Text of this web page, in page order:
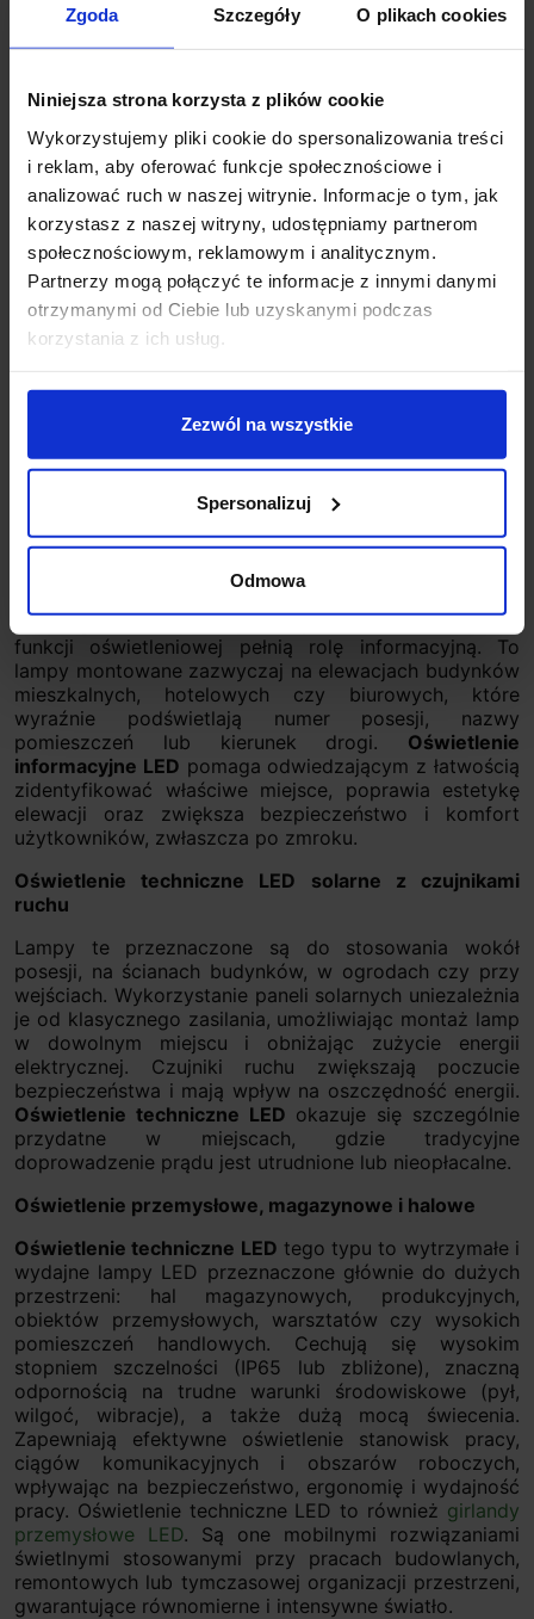
Zgoda Szczegóły O plikach cookies
Niniejsza strona korzysta z plików cookie
Wykorzystujemy pliki cookie do spersonalizowania treści
i reklam, aby oferować funkcje społecznościowe i
analizować ruch w naszej witrynie. Informacje o tym, jak
korzystasz z naszej witryny, udostępniamy partnerom
społecznościowym, reklamowym i analitycznym.
Partnerzy mogą połączyć te informacje z innymi danymi
otrzymanymi od Ciebie lub uzyskanymi podczas
korzystania z ich usług.
Zezwól na wszystkie
Spersonalizuj
Odmowa
Steinel L820 kinkiet
LED iHF podświetlany
numer 12,5W
1 338,14 zł
Zobacz szczegóły
SLV HIGHBAY V 330
1007679 lampa wisząca
LED 200W
1 498,14 zł 1 348,33 zł
zawiera produkty, które można podzielić na
następujące grupy:
Oświetlenie informacyjne LED z numerami domów
Ten segment skupia się na oprawach, które oprócz
funkcji oświetleniowej pełnią rolę informacyjną. To
lampy montowane zazwyczaj na elewacjach budynków
mieszkalnych, hotelowych czy biurowych, które
wyraźnie podświetlają numer posesji, nazwy
pomieszczeń lub kierunek drogi. Oświetlenie
informacyjne LED pomaga odwiedzającym z łatwością
zidentyfikować właściwe miejsce, poprawia estetykę
elewacji oraz zwiększa bezpieczeństwo i komfort
użytkowników, zwłaszcza po zmroku.
Oświetlenie techniczne LED solarne z czujnikami
ruchu
Lampy te przeznaczone są do stosowania wokół
posesji, na ścianach budynków, w ogrodach czy przy
wejściach. Wykorzystanie paneli solarnych uniezależnia
je od klasycznego zasilania, umożliwiając montaż lamp
w dowolnym miejscu i obniżając zużycie energii
elektrycznej. Czujniki ruchu zwiększają poczucie
bezpieczeństwa i mają wpływ na oszczędność energii.
Oświetlenie techniczne LED okazuje się szczególnie
przydatne w miejscach, gdzie tradycyjne
doprowadzenie prądu jest utrudnione lub nieopłacalne.
Oświetlenie przemysłowe, magazynowe i halowe
Oświetlenie techniczne LED tego typu to wytrzymałe i
wydajne lampy LED przeznaczone głównie do dużych
przestrzeni: hal magazynowych, produkcyjnych,
obiektów przemysłowych, warsztatów czy wysokich
pomieszczeń handlowych. Cechują się wysokim
stopniem szczelności (IP65 lub zbliżone), znaczną
odpornością na trudne warunki środowiskowe (pył,
wilgoć, wibracje), a także dużą mocą świecenia.
Zapewniają efektywne oświetlenie stanowisk pracy,
ciągów komunikacyjnych i obszarów roboczych,
wpływając na bezpieczeństwo, ergonomię i wydajność
pracy. Oświetlenie techniczne LED to również girlandy
przemysłowe LED. Są one mobilnymi rozwiązaniami
świetlnymi stosowanymi przy pracach budowlanych,
remontowych lub tymczasowej organizacji przestrzeni,
gwarantujące równomierne i intensywne światło.